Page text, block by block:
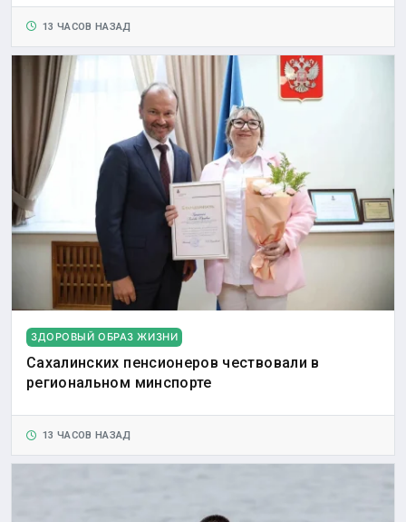
13 ЧАСОВ НАЗАД
ЗДОРОВЫЙ ОБРАЗ ЖИЗНИ
Сахалинских пенсионеров чествовали в
региональном минспорте
13 ЧАСОВ НАЗАД